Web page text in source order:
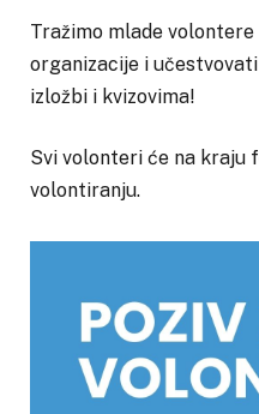
Tražimo mlade
organizacije i
izložbi i kvizovima!
Svi volonteri će na
volontiranju.